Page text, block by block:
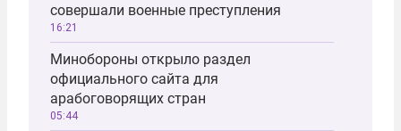
совершали военные преступления
16:21
Минобороны открыло раздел
официального сайта для
арабоговорящих стран
05:44